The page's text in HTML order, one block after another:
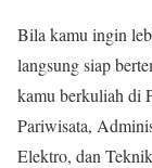
Bila kamu ingin
langsung siap
kamu berkuliah di
Pariwisata,
Elektro, dan